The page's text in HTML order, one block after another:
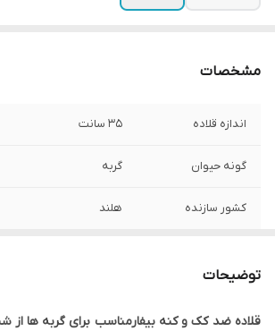
مشخصات
اندازه قلاده 35 سانت
گونه حیوان گربه
کشور سازنده هلند
توضیحات
قلاده ضد کک و کنه بیفارمناسب برای گربه ها از